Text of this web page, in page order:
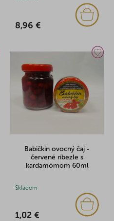
8,96 €
Babičkin ovocný čaj -
červené ríbezle s
kardamómom 60ml
Skladom
1,02 €